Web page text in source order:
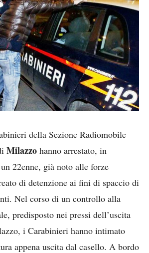
della Sezione Radiomobile
Milazzo hanno arrestato, in
22enne, già noto alle forze
di detenzione ai fini di spaccio di
Nel corso di un controllo alla
predisposto nei pressi dell’uscita
i Carabinieri hanno intimato
appena uscita dal casello. A bordo